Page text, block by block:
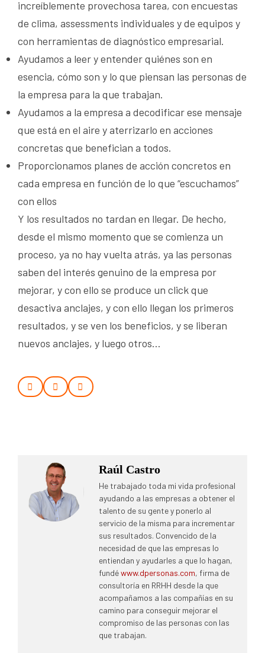
increíblemente provechosa tarea, con encuestas
de clima, assessments individuales y de equipos y
con herramientas de diagnóstico empresarial.
Ayudamos a leer y entender quiénes son en
esencia, cómo son y lo que piensan las personas de
la empresa para la que trabajan.
Ayudamos a la empresa a decodificar ese mensaje
que está en el aire y aterrizarlo en acciones
concretas que benefician a todos.
Proporcionamos planes de acción concretos en
cada empresa en función de lo que “escuchamos”
con ellos
Y los resultados no tardan en llegar. De hecho,
desde el mismo momento que se comienza un
proceso, ya no hay vuelta atrás, ya las personas
saben del interés genuino de la empresa por
mejorar, y con ello se produce un click que
desactiva anclajes, y con ello llegan los primeros
resultados, y se ven los beneficios, y se liberan
nuevos anclajes, y luego otros…
Raúl Castro
He trabajado toda mi vida profesional
ayudando a las empresas a obtener el
talento de su gente y ponerlo al
servicio de la misma para incrementar
sus resultados. Convencido de la
necesidad de que las empresas lo
entiendan y ayudarles a que lo hagan,
fundéwww.dpersonas.com, firma de
consultoría en RRHH desde la que
acompañamos a las compañías en su
camino para conseguir mejorar el
compromiso de las personas con las
que trabajan.